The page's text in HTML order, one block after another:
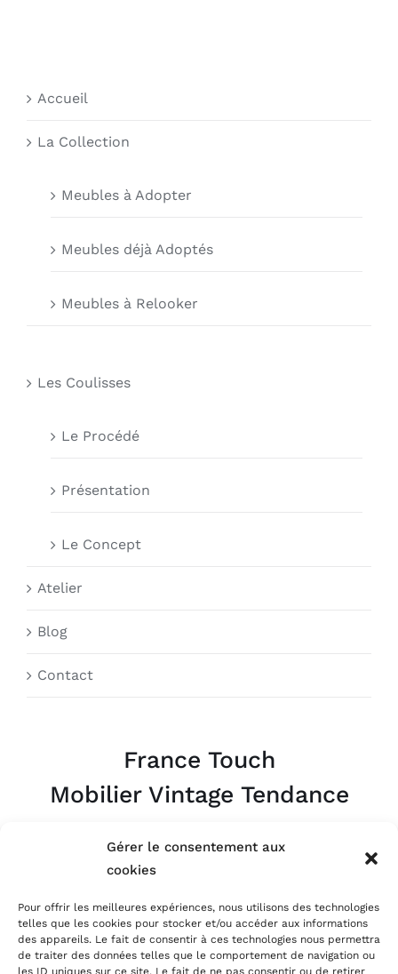
Gérer le consentement aux
cookies
Pour offrir les meilleures expériences, nous utilisons des technologies
telles que les cookies pour stocker et/ou accéder aux informations
des appareils. Le fait de consentir à ces technologies nous permettra
de traiter des données telles que le comportement de navigation ou
les ID uniques sur ce site. Le fait de ne pas consentir ou de retirer
Accueil
La Collection
Meubles à Adopter
Meubles déjà Adoptés
Meubles à Relooker
Les Coulisses
Le Procédé
Présentation
Le Concept
Atelier
Blog
Contact
France Touch
Mobilier Vintage Tendance
Appelez-nous
06.09.63.07.95
Par Mail
atelier@francetouch.fr